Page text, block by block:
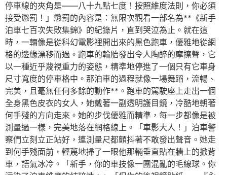
停車線的夾角是——八十九點七度！按照維度法則，你必須
接受懲罰！」懲罰的內容是：無限次觀看一部名為**《新手
泊車七百次失敗集錦》的紀錄片，直到哭泣為止。就在這
時，一輛像是從科幻電影裡開出來的黑色跑車，優雅地從網
格的邊緣漂移而過。跑車的輪胎發出令人陶醉的摩擦聲，它
以一種近乎蔑視重力的姿態，精準地停進了一個只有它車身
尺寸寬度的停車格中。那泊車的過程就像一場舞蹈，流暢、
完美，且毫無任何多餘的動作**。跑車的駕駛座上走出一個
全身黑色皮衣的女人，她戴著一副透明護目鏡，冷酷地朝著
何手殘的方向走來。她的步伐優雅而精準，每一步都像是被
測量過一樣，完美地落在網格線上。「車影大人！」泊車警
察們立刻立正站好，連測量尺都顫抖著不敢發出聲音。她走
到何手殘面前，輕蔑地掃了一眼他那輛垂直貼在牆上的掀背
車，語氣冰冷。「新手，你的車技像一團混亂的毛線球。你